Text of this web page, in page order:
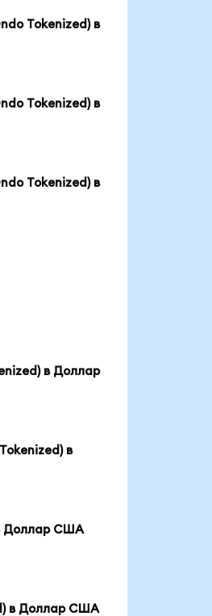
Tokenized) в
Tokenized) в
Tokenized) в
в Доллар
в
Доллар США
в Доллар США